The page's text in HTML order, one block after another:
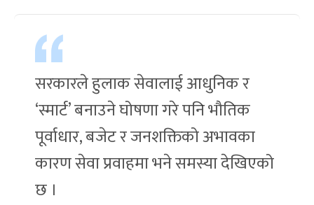
सरकारले हुलाक सेवालाई आधुनिक र
‘स्मार्ट’ बनाउने घोषणा गरे पनि भौतिक
पूर्वाधार, बजेट र जनशक्तिको अभावका
कारण सेवा प्रवाहमा भने समस्या देखिएको
छ ।